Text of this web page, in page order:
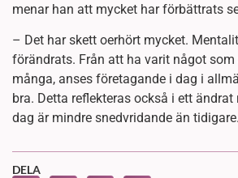
menar han att mycket har förbättrats
– Det har skett oerhört mycket.
förändrats. Från att ha varit något
många, anses företagande i dag i
bra. Detta reflekteras också i ett
dag är mindre snedvridande än
DELA